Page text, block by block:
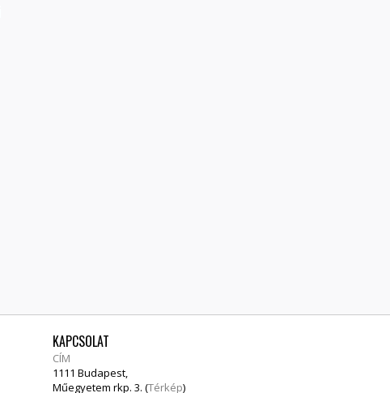
KAPCSOLAT
CÍM
1111 Budapest,
Műegyetem rkp. 3. (Térkép)